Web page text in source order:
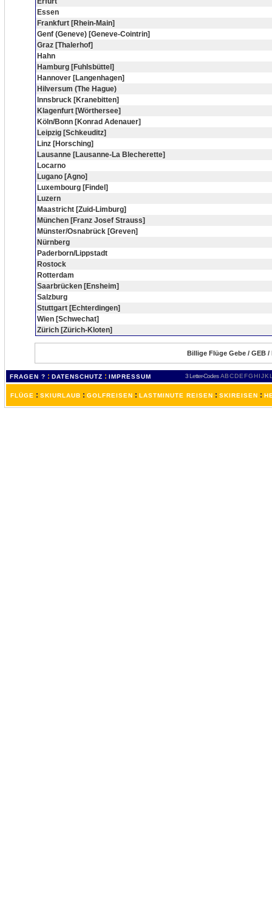
Essen
Frankfurt [Rhein-Main]
Genf (Geneve) [Geneve-Cointrin]
Graz [Thalerhof]
Hahn
Hamburg [Fuhlsbüttel]
Hannover [Langenhagen]
Hilversum (The Hague)
Innsbruck [Kranebitten]
Klagenfurt [Wörthersee]
Köln/Bonn [Konrad Adenauer]
Leipzig [Schkeuditz]
Linz [Horsching]
Lausanne [Lausanne-La Blecherette]
Locarno
Lugano [Agno]
Luxembourg [Findel]
Luzern
Maastricht [Zuid-Limburg]
München [Franz Josef Strauss]
Münster/Osnabrück [Greven]
Nürnberg
Paderborn/Lippstadt
Rostock
Rotterdam
Saarbrücken [Ensheim]
Salzburg
Stuttgart [Echterdingen]
Wien [Schwechat]
Zürich [Zürich-Kloten]
Billige Flüge Gebe / GEB
FRAGEN ? : DATENSCHUTZ : IMPRESSUM 3 Letter-Codes ABCDEFGH IJKL
FLÜGE : SKIURLAUB : GOLFREISEN : LASTMINUTE REISEN : SKIREISEN :